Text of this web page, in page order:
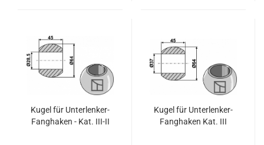
Kugel für Unterlenker-
Fanghaken - Kat. III-II
Kugel für Unterlenker-
Fanghaken Kat. III